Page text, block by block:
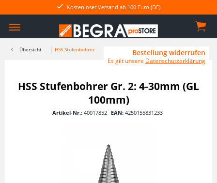
Kostenloser Versand ab 100 Euro (DE)
Übersicht HSS Stufenbohrer
HSS Stufenbohrer Gr. 2: 4-30mm (GL
100mm)
Artikel-Nr.: 40017852 EAN: 4250155831233
Bestellung widerrufen
Es gilt unsere Datenschutzerklärung